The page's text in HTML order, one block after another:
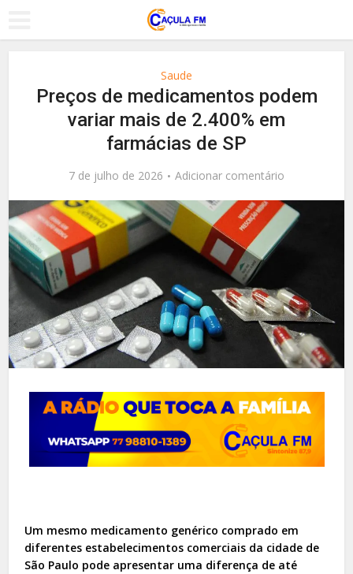
Saude
Preços de medicamentos podem
variar mais de 2.400% em
farmácias de SP
7 de julho de 2026 Adicionar comentário
Um mesmo medicamento genérico comprado em
diferentes estabelecimentos comerciais da cidade de
São Paulo pode apresentar uma diferença de até